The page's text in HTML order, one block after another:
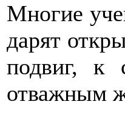
Многие
дарят
подвиг, к
отважным